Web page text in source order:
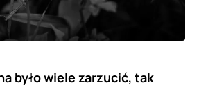
było wiele zarzucić, tak